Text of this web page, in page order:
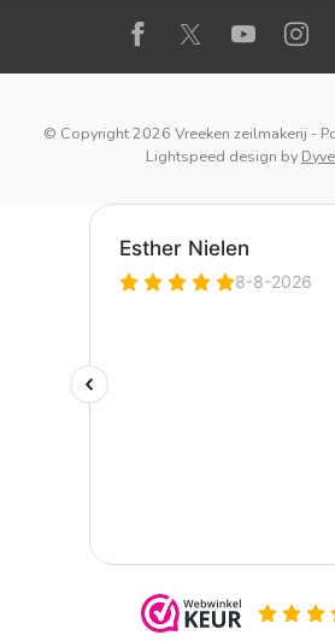
© Copyright 2026 Vreeken zeilmakerij -
Lightspeed design by